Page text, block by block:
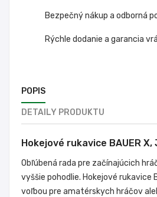
Bezpečný nákup a odborná
Rýchle dodanie a garancia
POPIS
DETAILY PRODUKTU
Hokejové rukavice BAUER X,
Obľúbená rada pre začínajúcich
vyššie pohodlie. Hokejové rukavice
voľbou pre amatérskych hráčov